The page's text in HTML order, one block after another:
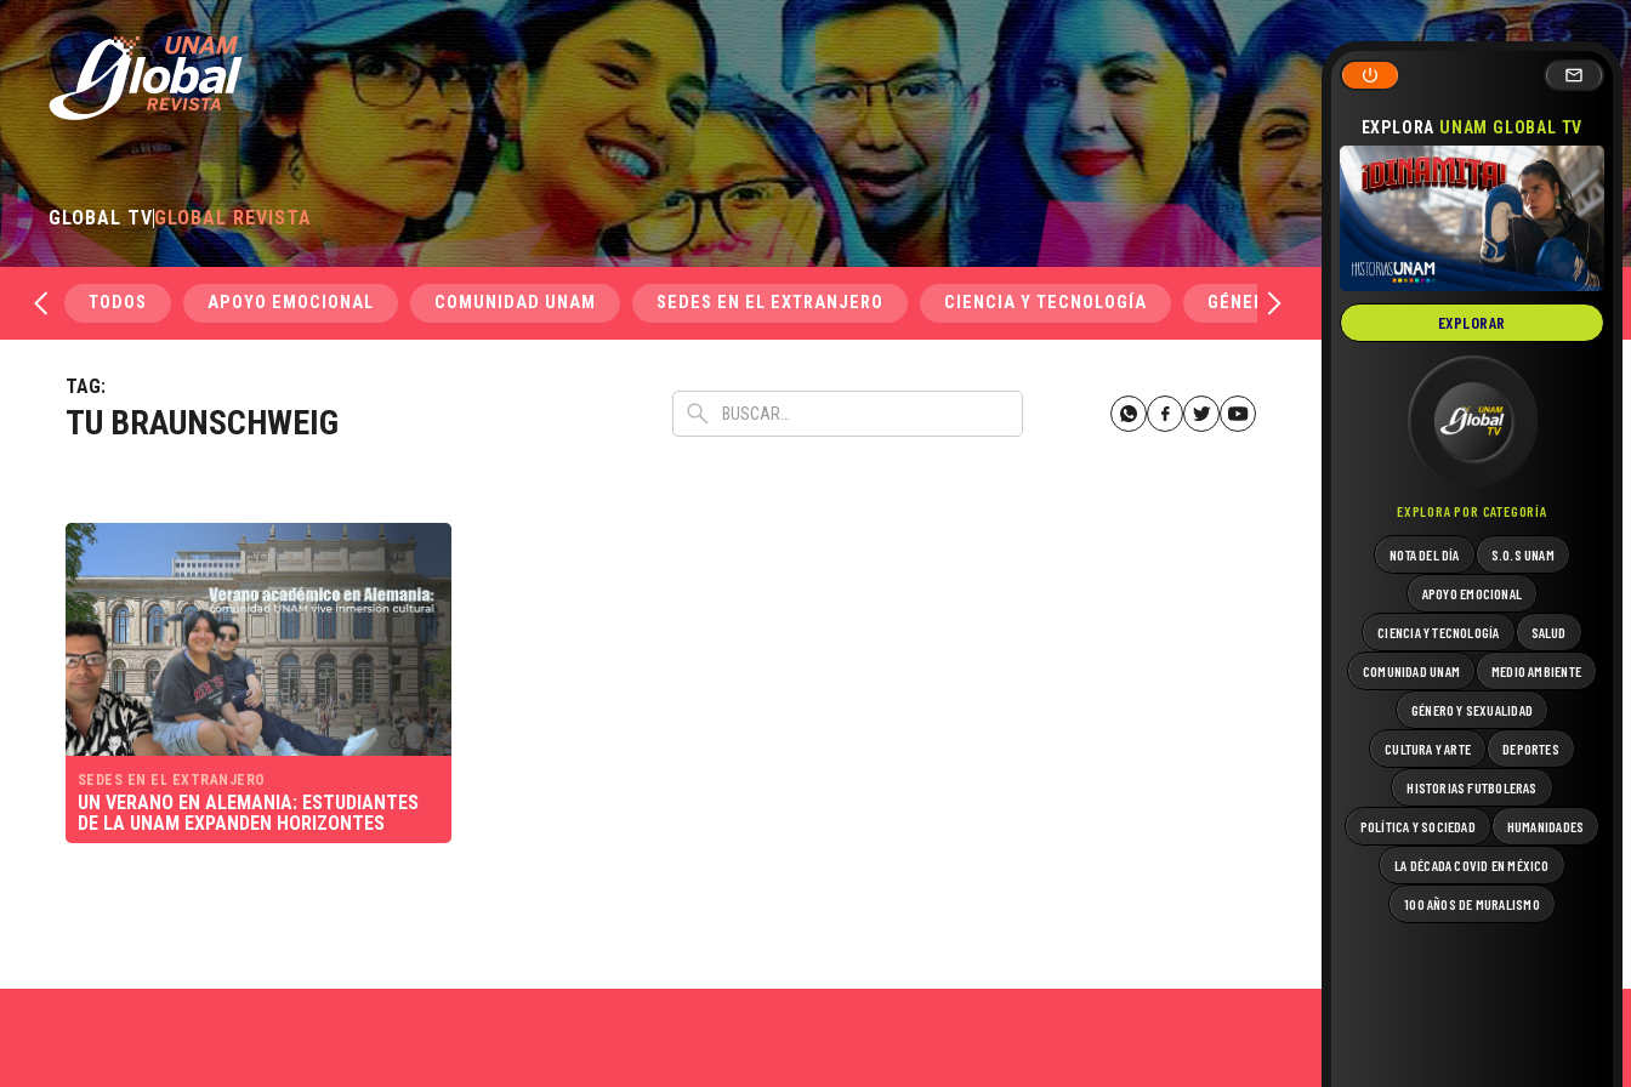
EXPLORA UNAM GLOBAL TV
EXPLORAR
EXPLORA POR CATEGORÍA
NOTA DEL DÍA S.O.S UNAM
APOYO EMOCIONAL
CIENCIA Y TECNOLOGÍA SALUD
COMUNIDAD UNAM MEDIO AMBIENTE
GÉNERO Y SEXUALIDAD
CULTURA Y ARTE DEPORTES
HISTORIAS FUTBOLERAS
POLÍTICA Y SOCIEDAD HUMANIDADES
LA DÉCADA COVID EN MÉXICO
100 AÑOS DE MURALISMO
GLOBAL TVGLOBAL REVISTA
TODOS APOYO EMOCIONAL COMUNIDAD UNAM SEDES EN EL EXTRANJERO CIENCIA Y TECNOLOGÍA GÉNERO Y SEXUALIDAD SALUD
TAG:
TU BRAUNSCHWEIG
SEDES EN EL EXTRANJERO
UN VERANO EN ALEMANIA: ESTUDIANTES
DE LA UNAM EXPANDEN HORIZONTES